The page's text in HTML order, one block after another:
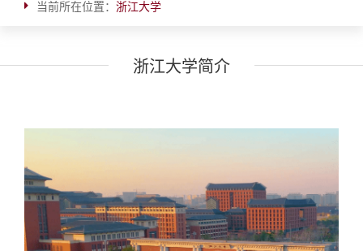
当前所在位置： 浙江大学
浙江大学简介